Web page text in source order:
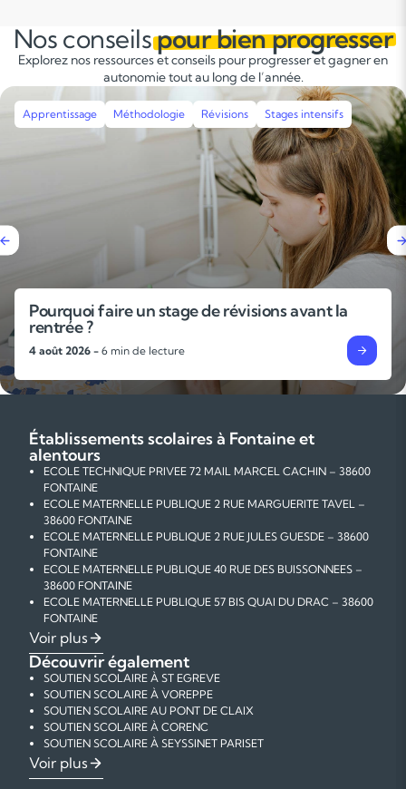
Nos conseilspour bien progresser
Explorez nos ressources et conseils pour progresser et gagner en
autonomie tout au long de l’année.
Révisions Stages intensifs
stage de révisions avant la
lecture
Apprentissage
L’importance
31 juillet 2026 -
Établissements scolaires à Fontaine et
alentours
ECOLE TECHNIQUE PRIVEE 72 MAIL MARCEL CACHIN – 38600
FONTAINE
ECOLE MATERNELLE PUBLIQUE 2 RUE MARGUERITE TAVEL –
38600 FONTAINE
ECOLE MATERNELLE PUBLIQUE 2 RUE JULES GUESDE – 38600
FONTAINE
ECOLE MATERNELLE PUBLIQUE 40 RUE DES BUISSONNEES –
38600 FONTAINE
ECOLE MATERNELLE PUBLIQUE 57 BIS QUAI DU DRAC – 38600
FONTAINE
ECOLE MATERNELLE PUBLIQUE 41 RUE GABRIEL PERI – 38600
FONTAINE
ECOLE ELEMENTAIRE PUBLIQUE 24 RUE DE LA REPUBLIQUE –
38600 FONTAINE
ECOLE MATERNELLE PUBLIQUE 22 RUE DES ALPES – 38600
FONTAINE
ECOLE ELEMENTAIRE PUBLIQUE 22 RUE DES ALPES – 38600
FONTAINE
ECOLE MATERNELLE PUBLIQUE RUE EUGENE CHARBONNIER –
38600 FONTAINE
Voir plus
Découvrir également
SOUTIEN SCOLAIRE À ST EGREVE
SOUTIEN SCOLAIRE À VOREPPE
SOUTIEN SCOLAIRE AU PONT DE CLAIX
SOUTIEN SCOLAIRE À CORENC
SOUTIEN SCOLAIRE À SEYSSINET PARISET
SOUTIEN SCOLAIRE À ST MARTIN D'HERES
SOUTIEN SCOLAIRE À ECHIROLLES
COURS PARTICULIERS DE MATHÉMATIQUES À FONTAINE
COURS PARTICULIERS DE PHYSIQUE-CHIMIE À FONTAINE
Voir plus